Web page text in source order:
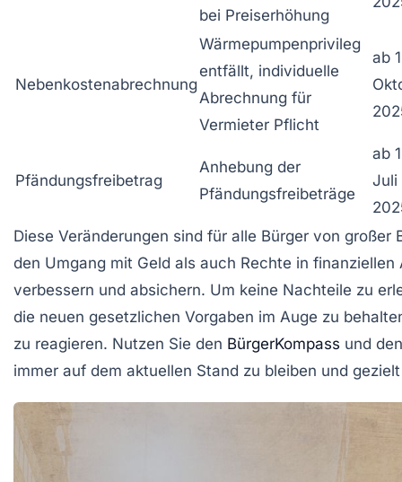
bei Preiserhöhung
Nebenkostenabrechnung
Wärmepumpenprivileg
entfällt, individuelle
Abrechnung für
Vermieter Pflicht
ab
Pfändungsfreibetrag
Anhebung der
Pfändungsfreibeträge
ab
Juli
Diese Veränderungen sind für alle Bürger von großer
den Umgang mit Geld als auch Rechte in finanziellen
verbessern und absichern. Um keine Nachteile zu
die neuen gesetzlichen Vorgaben im Auge zu
zu reagieren. Nutzen Sie den BürgerKompass und
immer auf dem aktuellen Stand zu bleiben und